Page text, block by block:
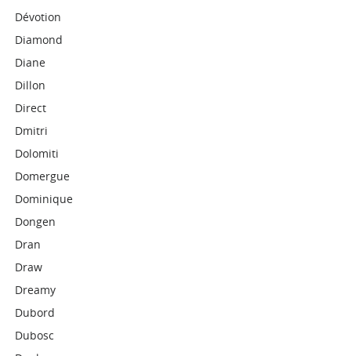
Dévotion
Diamond
Diane
Dillon
Direct
Dmitri
Dolomiti
Domergue
Dominique
Dongen
Dran
Draw
Dreamy
Dubord
Dubosc